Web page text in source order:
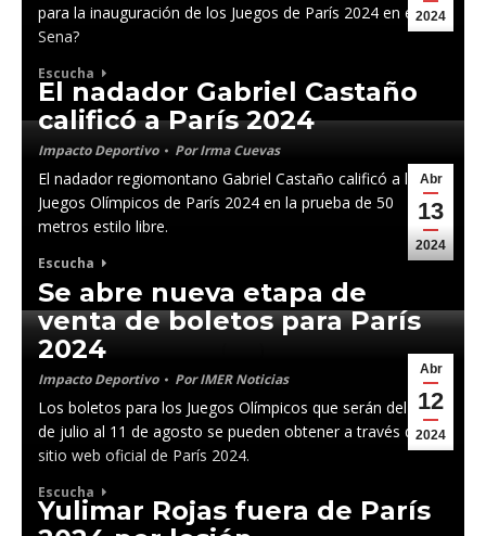
2024
para la inauguración de los Juegos de París 2024 en el río
Sena?
Escucha
Abr
13
2024
El nadador Gabriel Castaño
calificó a París 2024
Impacto Deportivo PorIrma Cuevas
El nadador regiomontano Gabriel Castaño calificó a los
Juegos Olímpicos de París 2024 en la prueba de 50
metros estilo libre.
Escucha
Abr
12
2024
Se abre nueva etapa de
venta de boletos para París
2024
Impacto Deportivo PorIMER Noticias
Los boletos para los Juegos Olímpicos que serán del 26
de julio al 11 de agosto se pueden obtener a través de un
sitio web oficial de París 2024.
Escucha
Yulimar Rojas fuera de París